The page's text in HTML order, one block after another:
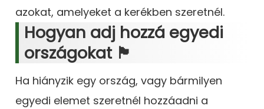
azokat, amelyeket a kerékben szeretnél.
Hogyan adj hozzá egyedi
országokat 🏴
Ha hiányzik egy ország, vagy bármilyen
egyedi elemet szeretnél hozzáadni a